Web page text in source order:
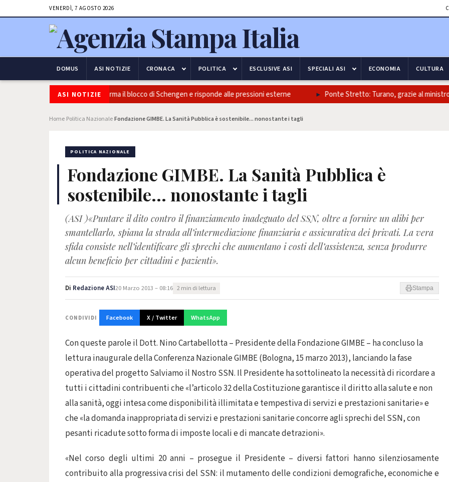
VENERDÌ, 7 AGOSTO 2026
DOMUS ASI NOTIZIE CRONACA POLITICA ESCLUSIVE ASI SPECIALI ASI ECONOMIA CULTURA
ASI NOTIZIE
e frontiere: l’Italia conferma il blocco di Schengen e risponde alle pressioni esterne Ponte Stretto: Turano, grazie al ministro
Home Politica NazionaleFondazione GIMBE. La Sanità Pubblica è sostenibile... nonostante i tagli
POLITICA NAZIONALE
Fondazione GIMBE. La Sanità Pubblica è
sostenibile... nonostante i tagli
(ASI )«Puntare il dito contro il finanziamento inadeguato del SSN, oltre a fornire un alibi per
smantellarlo, spiana la strada all’intermediazione finanziaria e assicurativa dei privati. La vera
sfida consiste nell’identificare gli sprechi che aumentano i costi dell’assistenza, senza produrre
alcun beneficio per cittadini e pazienti».
Di Redazione ASI20 Marzo 2013 – 08:16 2 min di lettura Stampa
CONDIVIDI Facebook X / Twitter WhatsApp
Con queste parole il Dott. Nino Cartabellotta – Presidente della Fondazione GIMBE – ha concluso la
lettura inaugurale della Conferenza Nazionale GIMBE (Bologna, 15 marzo 2013), lanciando la fase
operativa del progetto Salviamo il Nostro SSN. Il Presidente ha sottolineato la necessità di ricordare a
tutti i cittadini contribuenti che «l’articolo 32 della Costituzione garantisce il diritto alla salute e non
alla sanità, oggi intesa come disponibilità illimitata e tempestiva di servizi e prestazioni sanitarie» e
che «la domanda inappropriata di servizi e prestazioni sanitarie concorre agli sprechi del SSN, con
pesanti ricadute sotto forma di imposte locali e di mancate detrazioni».
«Nel corso degli ultimi 20 anni – prosegue il Presidente – diversi fattori hanno silenziosamente
contribuito alla progressiva crisi del SSN: il mutamento delle condizioni demografiche, economiche e